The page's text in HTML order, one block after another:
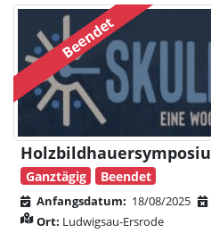
Beendet
Ganztägig Beendet
Anfangsdatum: 18/08/2025
Ort: Ludwigsau-Ersrode